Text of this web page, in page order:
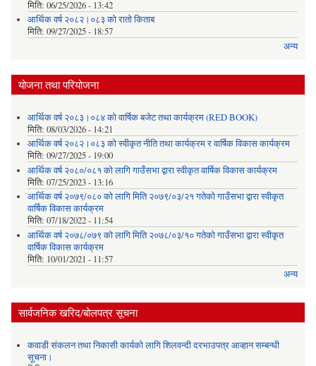
मिति: 06/25/2026 - 13:42
आर्थिक वर्ष २०८२।०८३ को रातो किताब
मिति: 09/27/2025 - 18:57
अन्य
योजना तथा परियोजना
आर्थिक वर्ष २०८३।०८४ को वार्षिक बजेट तथा कार्यक्रम (RED BOOK)
मिति: 08/03/2026 - 14:21
आर्थिक वर्ष २०८२।०८३ को स्वीकृत नीति तथा कार्यक्रम र वार्षिक विकास कार्यक्रम
मिति: 09/27/2025 - 19:00
आर्थिक वर्ष २०८०/०८१ को लागि गाउँसभा द्वारा स्वीकृत वार्षिक विकास कार्यक्रम
मिति: 07/25/2023 - 13:16
आर्थिक वर्ष २०७९/०८० को लागि मिति २०७९/०३/२१ गतेको गाउँसभा द्वारा स्वीकृत
वार्षिक विकास कार्यक्रम
मिति: 07/18/2022 - 11:54
आर्थिक वर्ष २०७८/०७९ को लागि मिति २०७८/०३/१० गतेको गाउँसभा द्वारा स्वीकृत
वार्षिक विकास कार्यक्रम
मिति: 10/01/2021 - 11:57
अन्य
सार्वजनिक खरिद/बोलपत्र सूचना
कवाडी संकलन तथा निकासी कार्यको लागि शिलवन्दी दरभाउपत्र आव्हान सम्बन्धी
सूचना।